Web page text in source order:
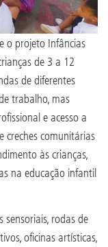
o projeto Infâncias
de 3 a 12
de diferentes
trabalho, mas
e acesso a
creches comunitárias
às crianças,
na educação infantil
rodas de
oficinas artísticas,